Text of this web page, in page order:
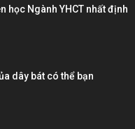
học Ngành YHCT nhất định
dây bát có thể bạn